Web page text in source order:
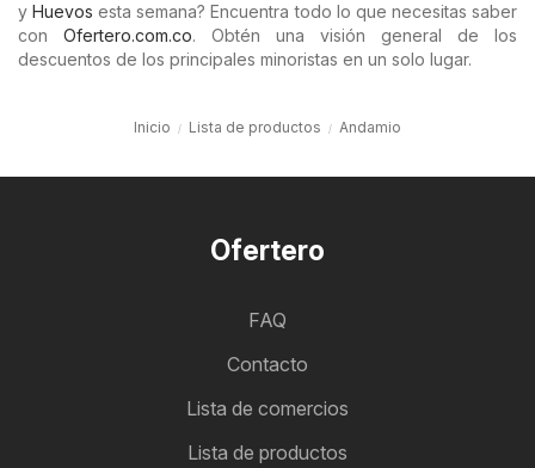
yHuevos esta semana? Encuentra todo lo que necesitas saber
con Ofertero.com.co. Obtén una visión general de los
descuentos de los principales minoristas en un solo lugar.
Inicio Lista de productos Andamio
Ofertero
FAQ
Contacto
Lista de comercios
Lista de productos